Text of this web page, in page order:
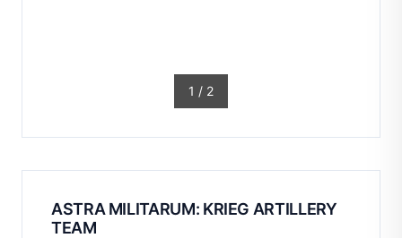
1 / 2
ASTRA MILITARUM: KRIEG ARTILLERY
TEAM